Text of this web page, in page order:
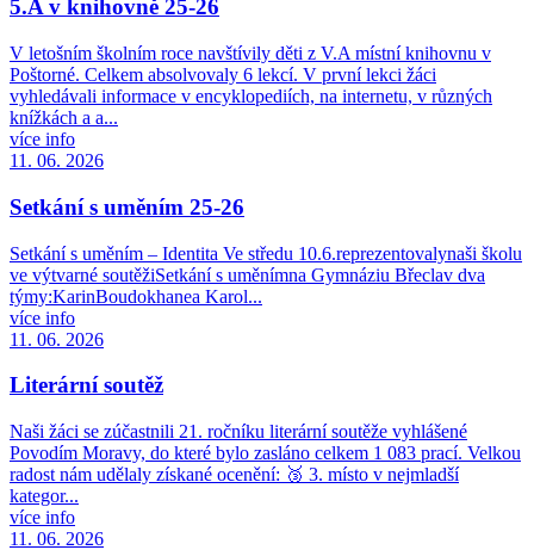
5.A v knihovně 25-26
V letošním školním roce navštívily děti z V.A místní knihovnu v
Poštorné. Celkem absolvovaly 6 lekcí. V první lekci žáci
vyhledávali informace v encyklopediích, na internetu, v různých
knížkách a a...
více info
11. 06. 2026
Setkání s uměním 25-26
Setkání s uměním – Identita Ve středu 10.6.reprezentovalynaši školu
ve výtvarné soutěžiSetkání s uměnímna Gymnáziu Břeclav dva
týmy:KarinBoudokhanea Karol...
více info
11. 06. 2026
Literární soutěž
Naši žáci se zúčastnili 21. ročníku literární soutěže vyhlášené
Povodím Moravy, do které bylo zasláno celkem 1 083 prací. Velkou
radost nám udělaly získané ocenění: 🥉 3. místo v nejmladší
kategor...
více info
11. 06. 2026